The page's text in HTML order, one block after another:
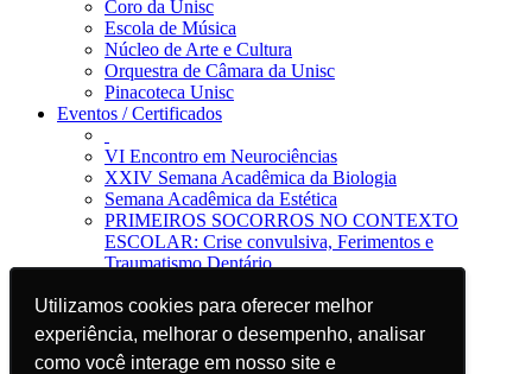
Utilizamos cookies para oferecer melhor
experiência, melhorar o desempenho, analisar
como você interage em nosso site e
Utilizamos cookies para oferecer melhor
experiência, melhorar o desempenho, analisar
como você interage em nosso site e
Coro da Unisc
Escola de Música
Núcleo de Arte e Cultura
Orquestra de Câmara da Unisc
Pinacoteca Unisc
Eventos / Certificados
VI Encontro em Neurociências
XXIV Semana Acadêmica da Biologia
Semana Acadêmica da Estética
PRIMEIROS SOCORROS NO CONTEXTO
ESCOLAR: Crise convulsiva, Ferimentos e
Traumatismo Dentário
Jornal da Unisc
Notícias
Imprensa